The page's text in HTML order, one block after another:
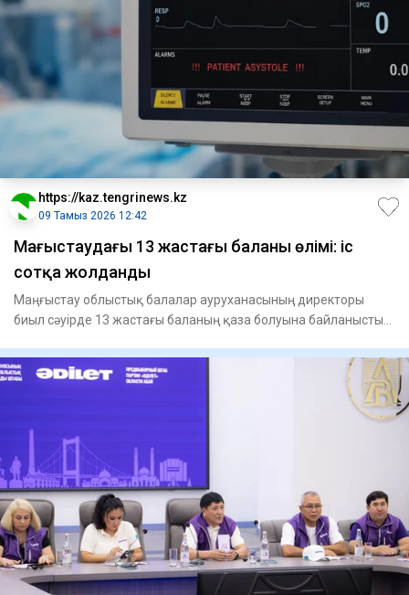
https://kaz.tengrinews.kz
09 Тамыз 2026 12:42
Маңғыстаудағы 13 жастағы баланың өлімі: іс
сотқа жолданды
Маңғыстау облыстық балалар ауруханасының директоры
биыл сәуірде 13 жастағы баланың қаза болуына байланысты